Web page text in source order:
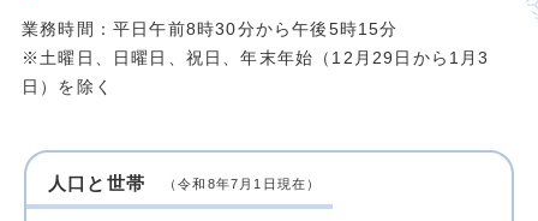
業務時間：平日午前8時30分から午後5時15分
※土曜日、日曜日、祝日、年末年始（12月29日から1月3
日）を除く
人口と世帯 （令和8年7月1日現在）